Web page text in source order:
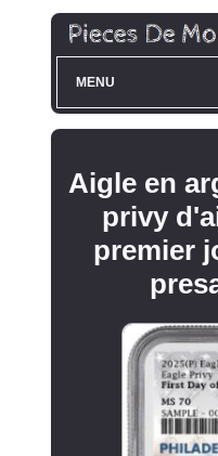
MENU
Aigle en
privy
premier